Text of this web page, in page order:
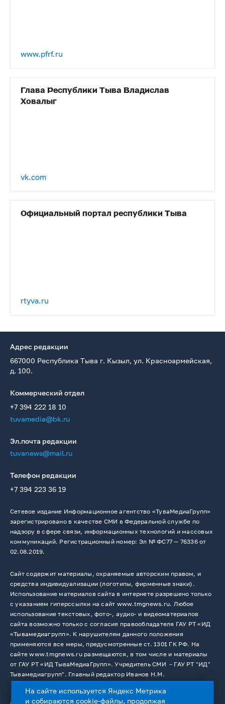
www.pfrf.ru
Глава Республики Тыва Владислав
Ховалыг
vk.com
Официальный портал республики Тыва
rtyva.ru
Адрес редакции
667000 Республика Тыва г. Кызыл, ул. Красноармейская,
д. 100.
Коммерческий отдел
+7 394 222 18 10
tuvamedia@bk.ru
Эл.почта редакции
tuvanews@mail.ru
Телефон редакции
+7 394 223 36 19
Сетевое издание Информационное агентство «ТуваМедиаГрупп»
зарегистрировано в качестве СМИ в Федеральной службе по
надзору в сфере связи, информационных технологий и массовых
коммуникаций. Регистрационный номер: Эл № ФС77 — 76336 от
02.08.2019.
Сайт содержит материалы, охраняемые авторским правом, и
средства индивидуализации (логотипы, фирменные знаки).
Использование материалов сайта в интернете разрешено только
с указанием гиперссылки на сайт www.tmgnews.ru. Любое
использование текстовых, фото-, аудио- и видеоматериалов
сайта возможно только с согласия правообладателя ГАУ РТ «ИД
«Тывамедиагрупп». К нарушителям данного положения
применяются все меры, предусмотренные ст. 1301 ГК РФ. На
сайте www.tmgnews.ru размещаются, в том числе и материалы
от ГАУ РТ «ИД ТываМедиаГрупп». Учредитель СМИ －ГАУ РТ "ИД"
Тывамедиагрупп". Главный редактор Иванов Н.М.
На сайте используется Яндекс Метрика
и собираются cookie-файлы, продолжая